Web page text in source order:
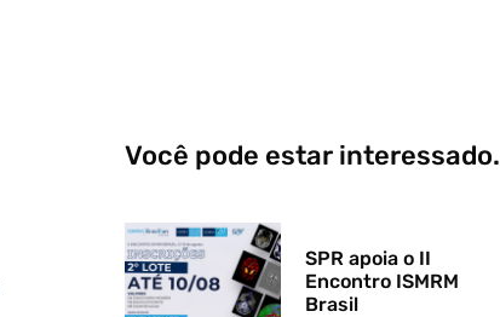
Você pode estar interessado.
SPR apoia o II
Encontro ISMRM
Brasil